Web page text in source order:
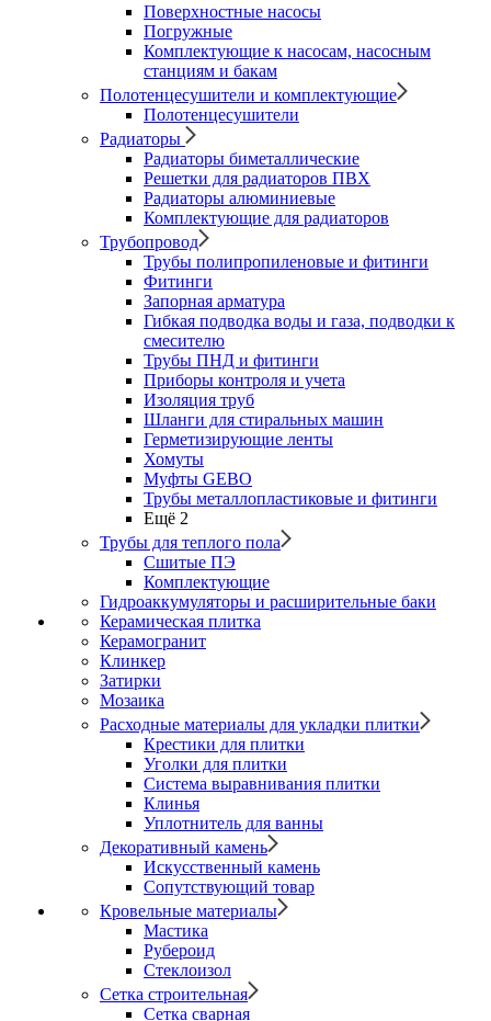
Поверхностные насосы
Погружные
Комплектующие к насосам, насосным
станциям и бакам
Полотенцесушители и комплектующие
Полотенцесушители
Радиаторы
Радиаторы биметаллические
Решетки для радиаторов ПВХ
Радиаторы алюминиевые
Комплектующие для радиаторов
Трубопровод
Трубы полипропиленовые и фитинги
Фитинги
Запорная арматура
Гибкая подводка воды и газа, подводки к
смесителю
Трубы ПНД и фитинги
Приборы контроля и учета
Изоляция труб
Шланги для стиральных машин
Герметизирующие ленты
Хомуты
Муфты GEBO
Трубы металлопластиковые и фитинги
Ещё 2
Трубы для теплого пола
Сшитые ПЭ
Комплектующие
Гидроаккумуляторы и расширительные баки
Керамическая плитка
Керамогранит
Клинкер
Затирки
Мозаика
Расходные материалы для укладки плитки
Крестики для плитки
Уголки для плитки
Система выравнивания плитки
Клинья
Уплотнитель для ванны
Декоративный камень
Искусственный камень
Сопутствующий товар
Кровельные материалы
Мастика
Рубероид
Стеклоизол
Сетка строительная
Сетка сварная